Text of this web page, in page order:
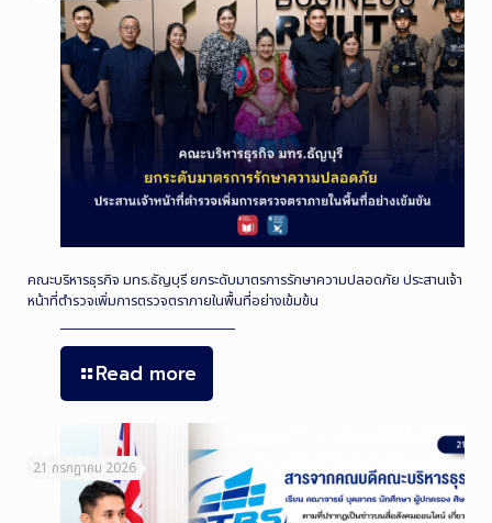
คณะบริหารธุรกิจ มทร.ธัญบุรี ยกระดับมาตรการรักษาความปลอดภัย ประสานเจ้า
หน้าที่ตำรวจเพิ่มการตรวจตราภายในพื้นที่อย่างเข้มข้น
Read more
21 กรกฎาคม 2026